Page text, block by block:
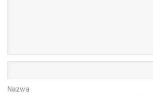
Nazwa